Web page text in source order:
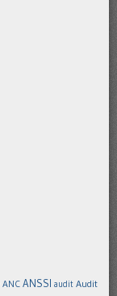
ANC ANSSI audit Audit